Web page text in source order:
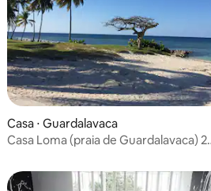
avaliação média de 5, 19 avaliações
Casa ⋅ Guardalavaca
Casa Loma (praia de Guardalavaca) 2